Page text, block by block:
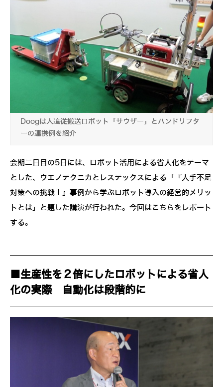
Doogは人追従搬送ロボット「サウザー」とハンドリフタ
ーの連携例を紹介
会期二日目の5日には、ロボット活用による省人化をテーマ
とした、ウエノテクニカとレステックスによる「『人手不足
対策への挑戦！』事例から学ぶロボット導入の経営的メリッ
トとは」と題した講演が行われた。今回はこちらをレポート
する。
■生産性を２倍にしたロボットによる省人
化の実際 自動化は段階的に